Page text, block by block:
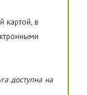
картой, в
доступна на